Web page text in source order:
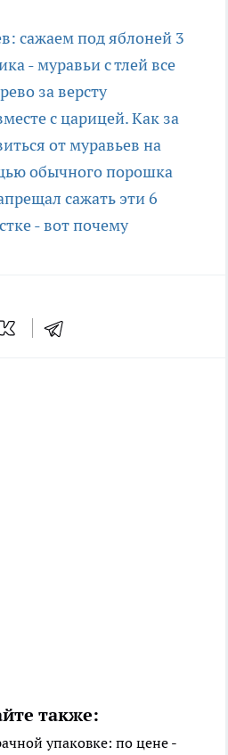
сажаем под яблоней 3
- муравьи с тлей все
за версту
с царицей. Как за
от муравьев на
обычного порошка
сажать эти 6
- вот почему
также:
упаковке: по цене -